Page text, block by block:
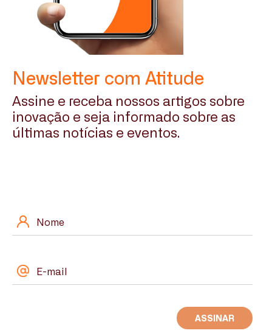
Newsletter com Atitude
Assine e receba nossos artigos sobre
inovação e seja informado sobre as
últimas notícias e eventos.